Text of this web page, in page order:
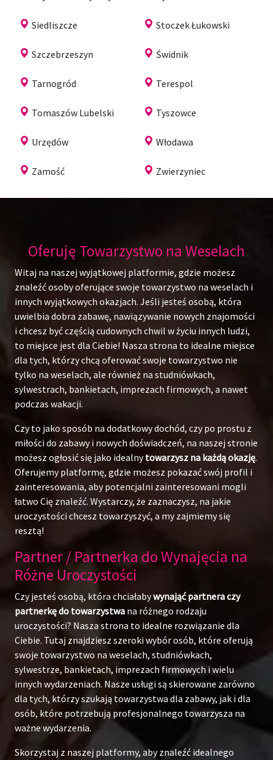
Siedliszcze Stoczek Łukowski
Szczebrzeszyn Świdnik
Tarnogród Terespol
Tomaszów Lubelski Tyszowce
Urzędów Włodawa
Zamość Zwierzyniec
Oferuję Towarzystwo na Weselach
Witaj na naszej wyjątkowej platformie, gdzie możesz
znaleźć osoby oferujące swoje towarzystwo na weselach i
innych wyjątkowych okazjach. Jeśli jesteś osobą, która
uwielbia dobra zabawę, nawiązywanie nowych znajomości
i chcesz być częścią cudownych chwil w życiu innych ludzi,
to miejsce jest dla Ciebie! Nasza strona to idealne miejsce
dla tych, którzy chcą oferować swoje towarzystwo nie
tylko na weselach, ale również na studniówkach,
sylwestrach, bankietach, imprezach firmowych, a nawet
podczas wakacji.
Czy to jako sposób na dodatkowy dochód, czy po prostu z
miłości do zabawy i nowych doświadczeń, na naszej stronie
możesz ogłosić się jako idealnytowarzysz na każdą okazję.
Oferujemy platformę, gdzie możesz pokazać swój profil i
zainteresowania, aby potencjalni zainteresowani mogli
łatwo Cię znaleźć. Wystarczy, że zaznaczysz, na jakie
uroczystości chcesz towarzyszyć, a my zajmiemy się
resztą!
Partner / Partnerka do Wynajęcia na
Różne Uroczystości
Czy jesteś osobą, która chciałabywynająć partnera czy
partnerkę do towarzystwa na różnego rodzaju
uroczystości? Nasza strona to idealne rozwiązanie dla
Ciebie. Tutaj znajdziesz szeroki wybór osób, które oferują
swoje towarzystwo na weselach, studniówkach,
sylwestrze, bankietach, imprezach firmowych i wielu
innych wydarzeniach. Nasze usługi są skierowane zarówno
dla tych, którzy szukają towarzystwa dla zabawy, jak i dla
osób, które potrzebują profesjonalnego towarzysza na
ważne wydarzenia.
Skorzystaj z naszej platformy, aby znaleźć idealnego